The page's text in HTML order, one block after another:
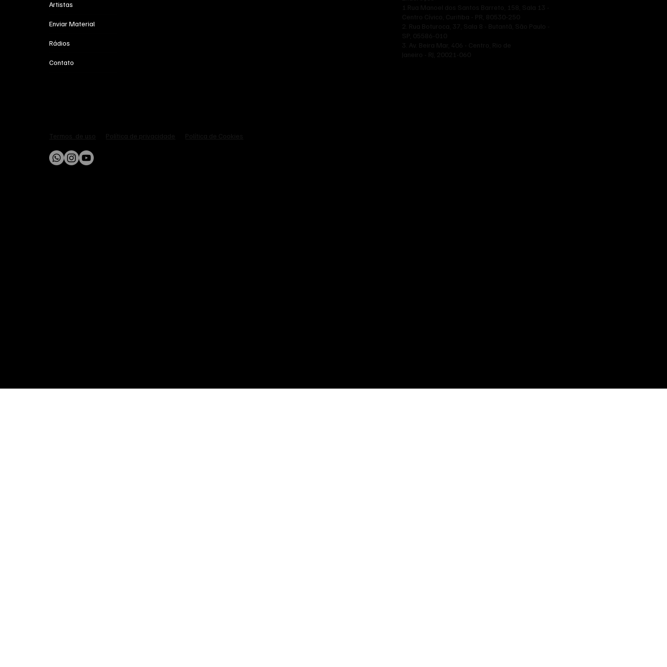
Artistas
Enviar Material
Rádios
Contato